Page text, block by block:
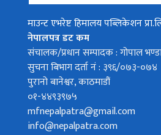
माउन्ट एभरेष्ट हिमालय पब्लिकेशन
नेपालपत्र डट कम
संचालक/प्रधान सम्पादक : गोपाल
सुचना बिभाग दर्ता नं : ३९६/०७३-०७४
पुरानो बानेश्वर, काठमाडौं
०१-४४९३९७५
mfnepalpatra@gmail.com
info@nepalpatra.com